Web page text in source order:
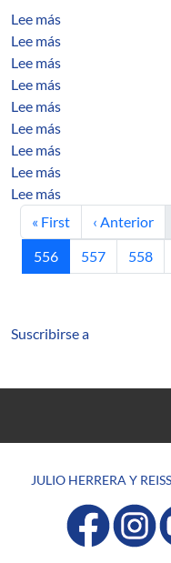
Lee mássobre Anexo D -
Lee mássobre Towards
Lee mássobre Towards
Lee mássobre
Lee mássobre Towards
Lee mássobre
Lee mássobre Improving
Lee mássobre A
Lee mássobre A SAT-
Primera página
« First Página
‹ Anterior
Página actual
556 Página
557 Página
558
Suscribirse a
JULIO HERRERA Y